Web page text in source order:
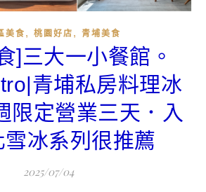
美食 , 桃園好店 , 青埔美食
]三大一小餐館。
青埔私房料理冰
限定營業三天．入
雪冰系列很推薦
2025/07/04